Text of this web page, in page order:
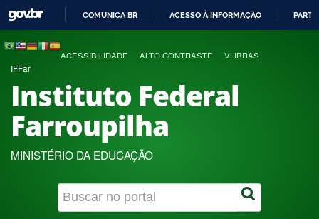
COMUNICA BR ACESSO À INFORMAÇÃO
ACESSIBILIDADE ALTO CONTRASTE VLIBRAS
IFFar
Instituto Federal
Farroupilha
MINISTÉRIO DA EDUCAÇÃO